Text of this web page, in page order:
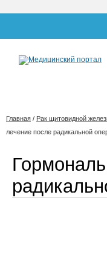
Главная / Рак щитовидной
лечение после радикальной